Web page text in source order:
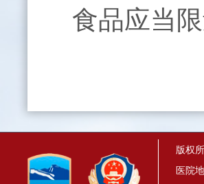
食品应当限
版权
医院